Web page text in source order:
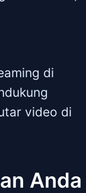
di
video di
Anda